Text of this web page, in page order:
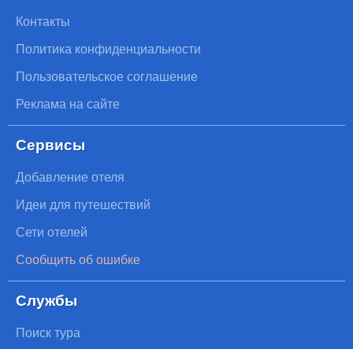
Контакты
Политика конфиденциальности
Пользовательское соглашение
Реклама на сайте
Сервисы
Добавление отеля
Идеи для путешествий
Сети отелей
Сообщить об ошибке
Службы
Поиск тура